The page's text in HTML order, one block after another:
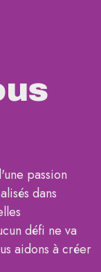
passion
dans
défi ne va
aidons à créer